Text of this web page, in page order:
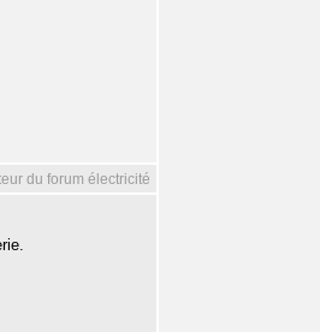
du forum électricité